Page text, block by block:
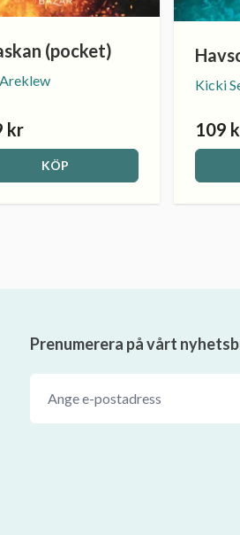
(pocket)
kr
KÖP
Kicki
109
Prenumerera på vårt